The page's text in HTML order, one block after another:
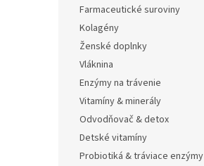
Farmaceutické suroviny
Kolagény
Ženské doplnky
Vláknina
Enzýmy na trávenie
Vitamíny & minerály
Odvodňovač & detox
Detské vitamíny
Probiotiká & tráviace enzýmy